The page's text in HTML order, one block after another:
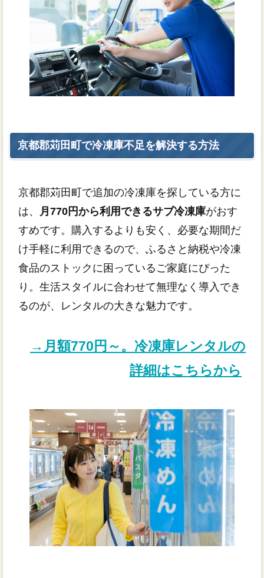
京都郡苅田町で冷凍庫不足を解決する方法
京都郡苅田町で追加の冷凍庫を探している方に
は、
月770円から利用できるサブ冷凍庫がおす
すめです。購入するよりも安く、必要な期間だ
け手軽に利用できるので、ふるさと納税や冷凍
食品のストックに困っているご家庭にぴった
り。生活スタイルに合わせて無理なく導入でき
るのが、レンタルの大きな魅力です。
→月額770円～。冷凍庫レンタルの
詳細はこちらから